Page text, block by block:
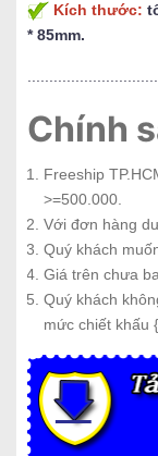
Kích thước:
* 85mm.
Chính
Freeship
>=500.000.
Với đơn hàng
Quý khách
Giá trên chưa
Quý khách
mức chiết khấu